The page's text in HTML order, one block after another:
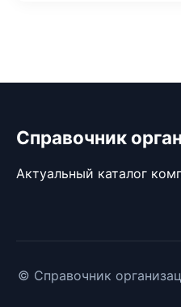
Справочник
Актуальный каталог
© Справочник